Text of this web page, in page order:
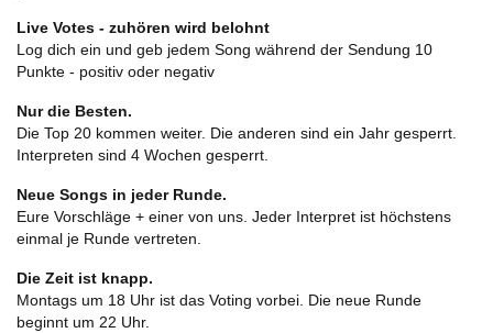
Live Votes - zuhören wird belohnt
Log dich ein und geb jedem Song während der Sendung 10
Punkte - positiv oder negativ
Nur die Besten.
Die Top 20 kommen weiter. Die anderen sind ein Jahr gesperrt.
Interpreten sind 4 Wochen gesperrt.
Neue Songs in jeder Runde.
Eure Vorschläge + einer von uns. Jeder Interpret ist höchstens
einmal je Runde vertreten.
Die Zeit ist knapp.
Montags um 18 Uhr ist das Voting vorbei. Die neue Runde
beginnt um 22 Uhr.